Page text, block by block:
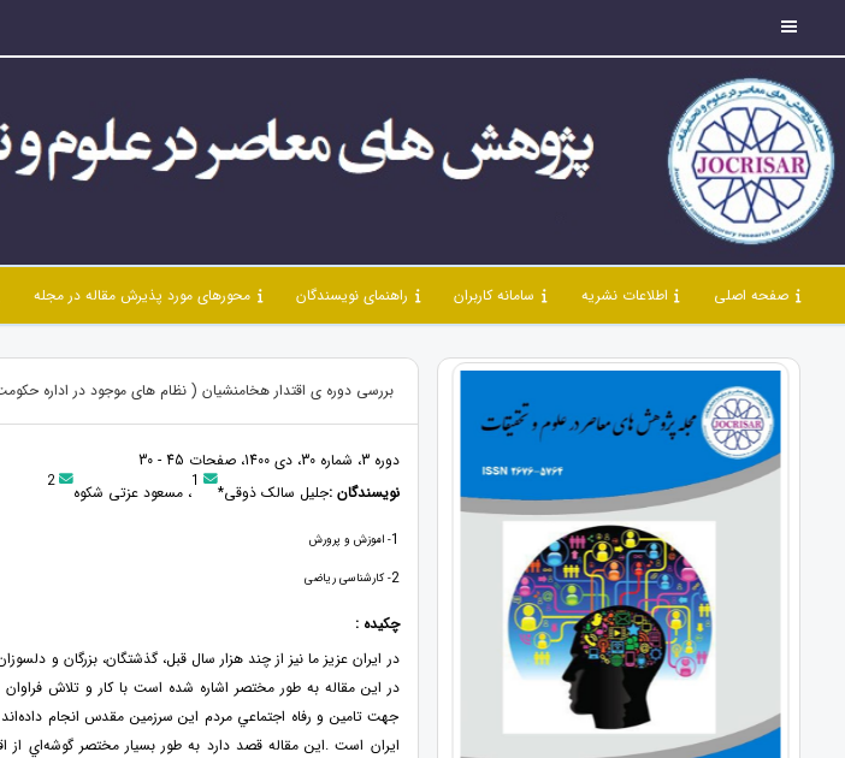
صفحه اصلی اطلاعات نشریه سامانه کاربران راهنمای نویسندگان محورهای مورد پذیرش مقاله در مجله
بررسی دوره ی اقتدار هخامنشیان ( نظام های موجود در اداره
دوره 3، شماره 30، دی 1400، صفحات 45 - 30
نویسندگان :جلیل سالک ذوقی* 1، مسعود عزتی شکوه 2
1- اموزش و پرورش
2- کارشناسی ریاضی
چکیده :
در ايران عزيز ما نيز از چند هزار سال قبل، گذشتگان، بزرگان و
در اين مقاله به طور مختصر اشاره شده است با كار و تلاش
جهت تامين و رفاه اجتماعي مردم اين سرزمين مقدس انجام
ایران است .اين مقاله قصد دارد به طور بسيار مختصر گوشه‌اي از